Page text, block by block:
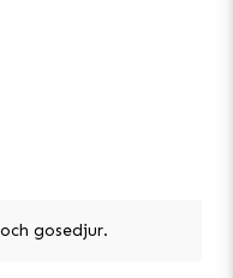
gosedjur.